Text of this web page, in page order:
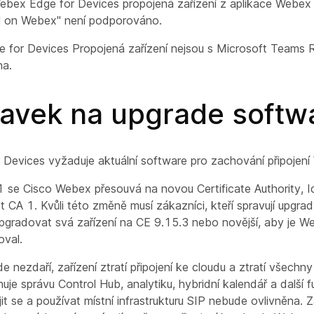
Edge for Devices propojená zařízení z aplikace
on Webex" není podporováno.
for Devices Propojená zařízení nejsou s Microsoft Teams
na upgrade
vyžaduje aktuální software pro zachování připojení
Cisco Webex přesouvá na novou Certificate Authority,
CA 1. Kvůli této změně musí zákazníci, kteří spravují
svá zařízení na CE 9.15.3 nebo novější, aby je
nezdaří, zařízení ztratí připojení ke cloudu a ztratí
správu Control Hub, analytiku, hybridní kalendář a další
se a používat místní infrastrukturu SIP nebude ovlivněna.